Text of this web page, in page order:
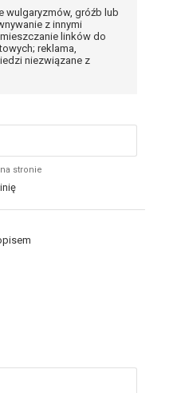
wulgaryzmów, gróźb lub
z innymi
linków do
reklama,
niezwiązane z
stronie